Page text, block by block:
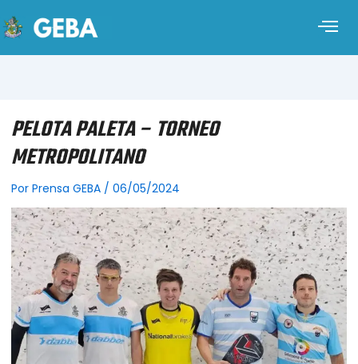
PELOTA PALETA – TORNEO
METROPOLITANO
Por Prensa GEBA / 06/05/2024